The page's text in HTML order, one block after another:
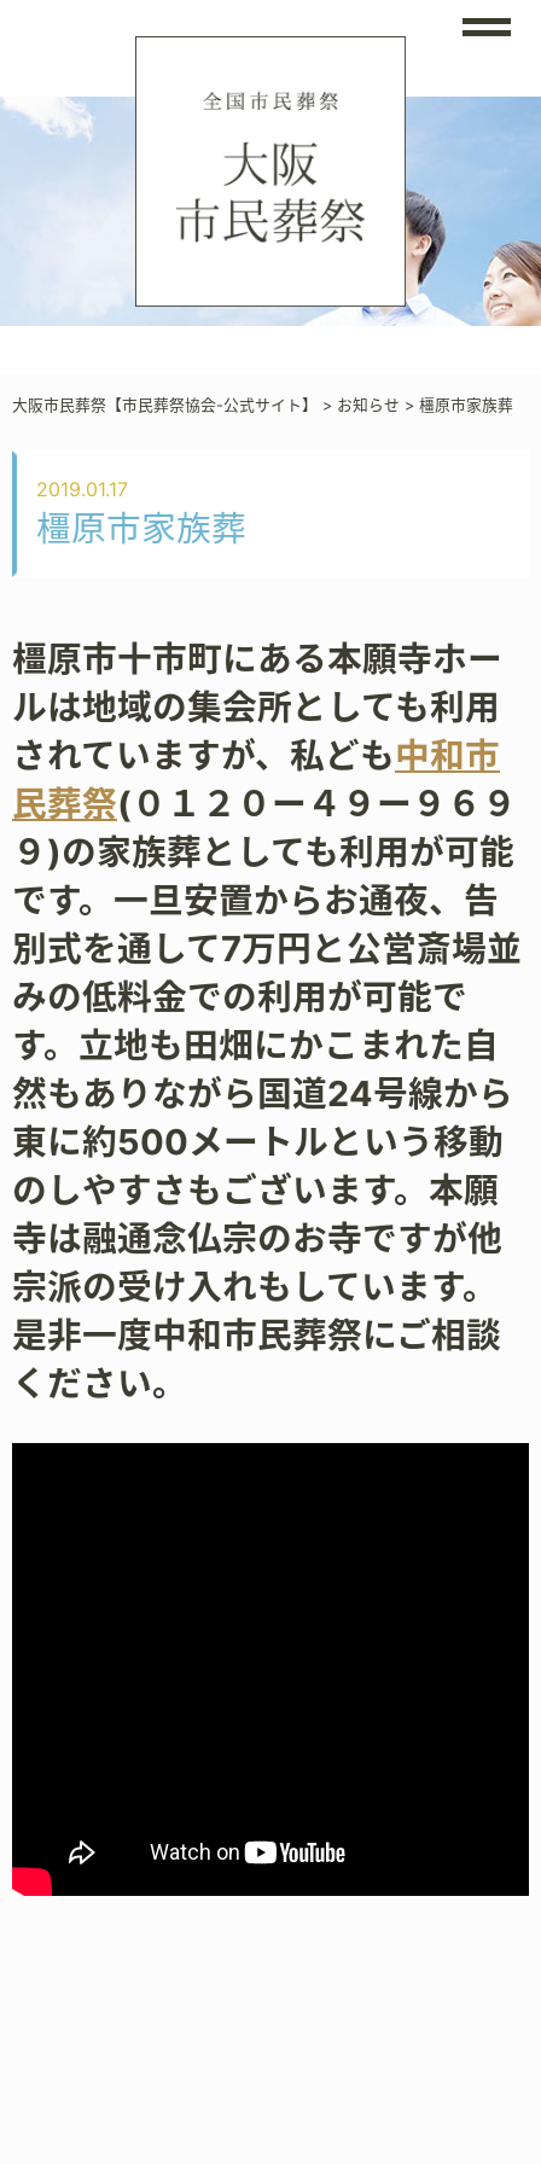
大阪市民葬祭【市民葬祭協会-公式サイト】 > お知らせ > 橿原市家族葬
2019.01.17
橿原市家族葬
橿原市十市町にある本願寺ホー
ルは地域の集会所としても利用
されていますが、私ども中和市
民葬祭(０１２０ー４９ー９６９
９)の家族葬としても利用が可能
です。一旦安置からお通夜、告
別式を通して7万円と公営斎場並
みの低料金での利用が可能で
す。立地も田畑にかこまれた自
然もありながら国道24号線から
東に約500メートルという移動
のしやすさもございます。本願
寺は融通念仏宗のお寺ですが他
宗派の受け入れもしています。
是非一度中和市民葬祭にご相談
ください。